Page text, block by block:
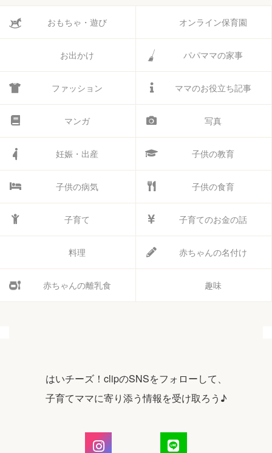
おもちゃ・遊び オンライン保育園
お出かけ パパママの家事
ファッション ママのお役立ち記事
マンガ 写真
妊娠・出産 子供の教育
子供の病気 子供の食育
子育て 子育てのお金の話
料理 赤ちゃんの名付け
赤ちゃんの離乳食 趣味
はいチーズ！clipのSNSをフォローして、
子育てママに寄り添う情報を受け取ろう♪